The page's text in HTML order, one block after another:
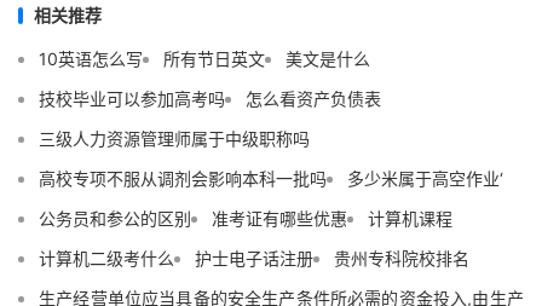
相关推荐
10英语怎么写 所有节日英文
美文是什么
技校毕业可以参加高考吗
怎么看资产负债表
三级人力资源管理师属于中级职称吗
高校专项不服从调剂会影响本科一批吗
多少米属于高空作业‘
公务员和参公的区别
准考证有哪些优惠
计算机课程
计算机二级考什么
护士电子话注册
贵州专科院校排名
生产经营单位应当具备的安全生产条件所必需的资金投入,由生产